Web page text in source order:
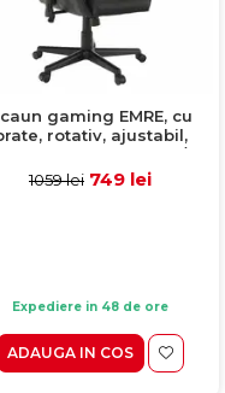
gaming EMRE, cu
rotativ, ajustabil,
+ army, 62x78x120/130
cm
1059 lei 749 lei
Expediere in 48 de ore
ADAUGA IN COS